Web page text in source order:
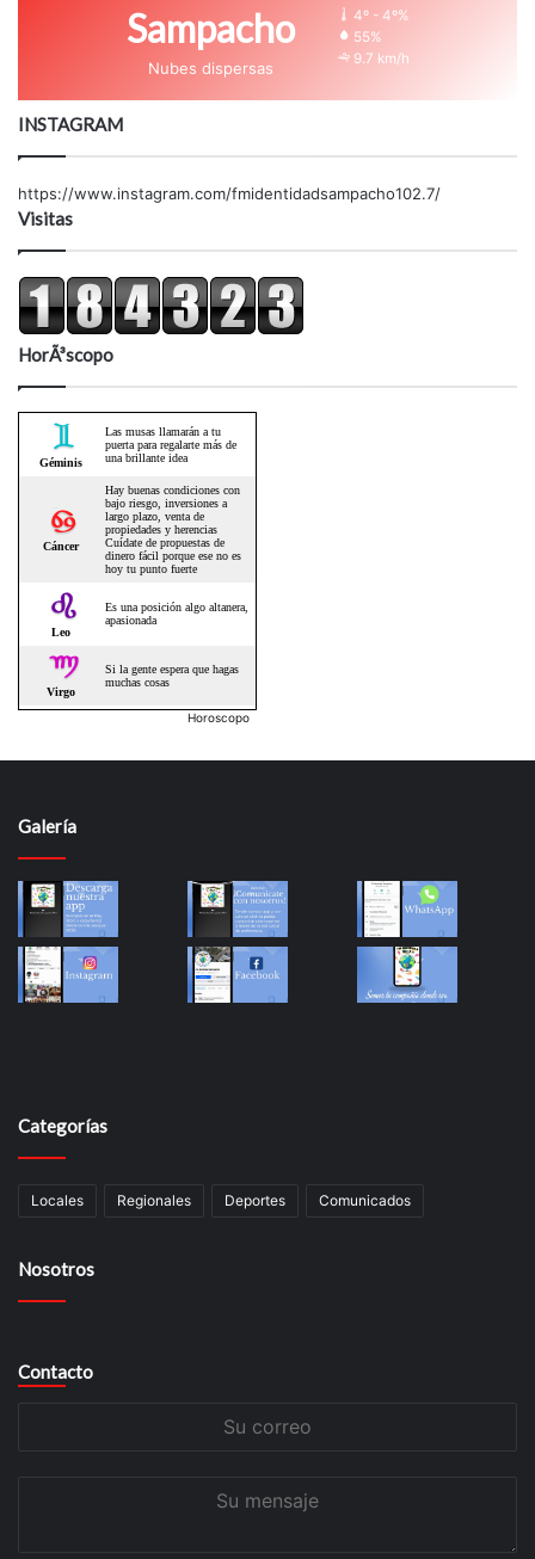
Sampacho
Nubes dispersas
4º - 4º%
55%
9.7 km/h
INSTAGRAM
https://www.instagram.com/fmidentidadsampacho102.7/
Visitas
HorÃ³scopo
Horoscopo
Galería
Categorías
Locales Regionales Deportes Comunicados
Nosotros
Contacto